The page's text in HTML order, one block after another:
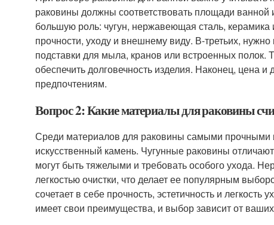
раковины должны соответствовать площади
большую роль: чугун, нержавеющая сталь,
прочности, уходу и внешнему виду. В-третьих,
подставки для мыла, кранов или встроенных
обеспечить долговечность изделия. Наконец, цена
предпочтениям.
Вопрос 2: Какие материалы для раковины
Среди материалов для раковины самыми прочными
искусственный камень. Чугунные раковины
могут быть тяжелыми и требовать особого ухода.
легкостью очистки, что делает ее популярным
сочетает в себе прочность, эстетичность и
имеет свои преимущества, и выбор зависит от